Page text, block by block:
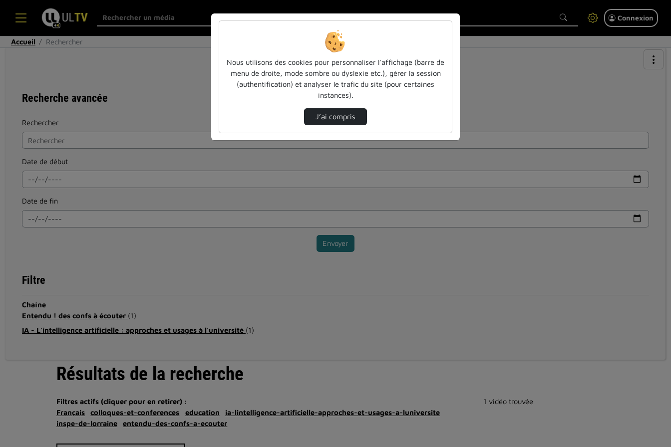
Connexion
Accueil Rechercher
Recherche avancée
Rechercher
Date de début
Date de fin
Envoyer
Filtre
Chaîne
Entendu ! des confs à écouter (1)
IA - L'intelligence artificielle : approches et usages à l'université (1)
Résultats de la recherche
Filtres actifs (cliquer pour en retirer) :
Français
colloques-et-conferences education
ia-lintelligence-artificielle-approches-et-usages-a-luniversite
inspe-de-lorraine
entendu-des-confs-a-ecouter
1 vidéo trouvée
Nous utilisons des cookies pour personnaliser l’affichage (barre de
menu de droite, mode sombre ou dyslexie etc.), gérer la session
(authentification) et analyser le trafic du site (pour certaines
instances).
J’ai compris